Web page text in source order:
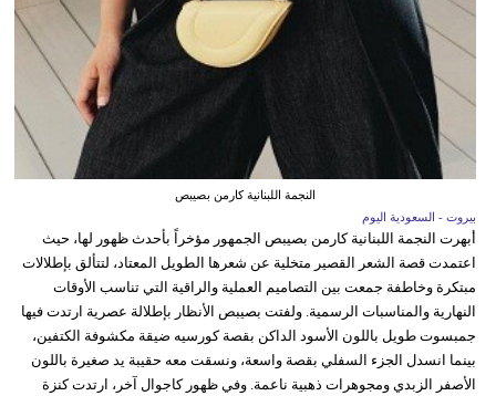
النجمة اللبنانية كارمن بصيبص
بيروت - السعودية اليوم
أبهرت النجمة اللبنانية كارمن بصيبص الجمهور مؤخراً بأحدث ظهور لها، حيث
اعتمدت قصة الشعر القصير متخلية عن شعرها الطويل المعتاد، لتتألق بإطلالات
مبتكرة وخاطفة جمعت بين التصاميم العملية والراقية التي تناسب الأوقات
النهارية والمناسبات الرسمية. ولفتت بصيبص الأنظار بإطلالة عصرية ارتدت فيها
جمبسوت طويل باللون الأسود الداكن بقصة كورسيه ضيقة مكشوفة الكتفين،
بينما انسدل الجزء السفلي بقصة واسعة، ونسقت معه حقيبة يد صغيرة باللون
الأصفر الزبدي ومجوهرات ذهبية ناعمة. وفي ظهور كاجوال آخر، ارتدت كنزة